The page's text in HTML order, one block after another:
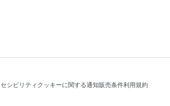
シビリティ クッキーに関する通知販売条件利用規約